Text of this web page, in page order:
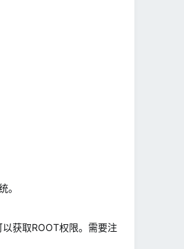
。
获取ROOT权限。需要注